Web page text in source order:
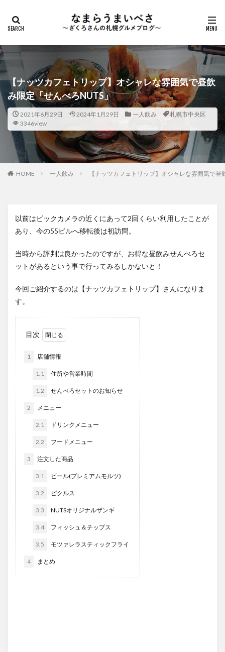
【ナッツカフェトリップ】オシャレな雰囲気で昼飲
み限定「せんべろNUTS」
2021年6月29日 2024年1月29日 一人飲み
札幌市中央区
3346view
HOME 一人飲み 【ナッツカフェトリップ】オシャレな雰囲気で
以前はビックカメラの近くにあって2回くらい利用したことが
あり、今の55ビルへ移転後は初訪問。
当時から評判は良かったのですが、お得な昼飲みせんべろセ
ットがあるという事で行ってみるしかないと！
今回ご紹介するのは【ナッツカフェトリップ】さんになりま
す。
目次
1 店舗情報
1.1 住所や営業時間
1.2 せんべろセットのお知らせ
2 メニュー
2.1 ドリンクメニュー
2.2 フードメニュー
3 注文した商品
3.1 ビール(プレミアムモルツ)
3.2 ピクルス
3.3 NUTSオリジナルザンギ
3.4 フィッシュ＆チップス
3.5 モツァレラスティックフライ
4 まとめ